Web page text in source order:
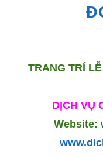
TRANG TRÍ
DỊCH VỤ
Website: